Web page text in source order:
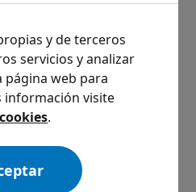
y de terceros
servicios y analizar
página web para
información visite
.